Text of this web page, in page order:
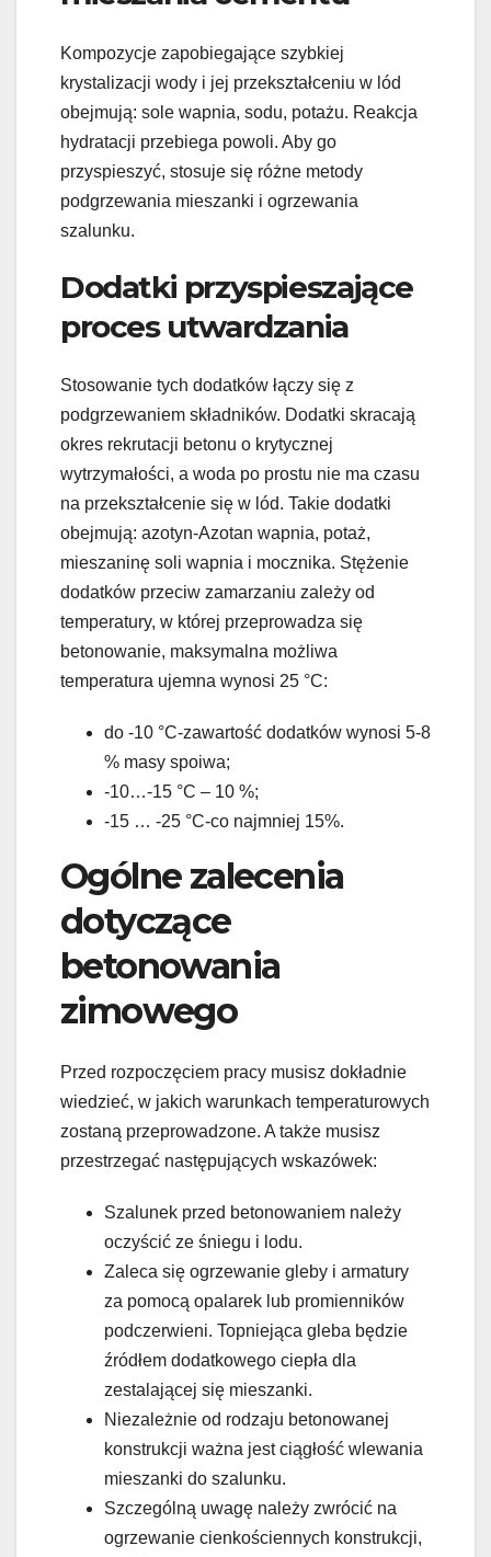
Kompozycje zapobiegające szybkiej
krystalizacji wody i jej przekształceniu w lód
obejmują: sole wapnia, sodu, potażu. Reakcja
hydratacji przebiega powoli. Aby go
przyspieszyć, stosuje się różne metody
podgrzewania mieszanki i ogrzewania
szalunku.
Dodatki przyspieszające
proces utwardzania
Stosowanie tych dodatków łączy się z
podgrzewaniem składników. Dodatki skracają
okres rekrutacji betonu o krytycznej
wytrzymałości, a woda po prostu nie ma czasu
na przekształcenie się w lód. Takie dodatki
obejmują: azotyn-Azotan wapnia, potaż,
mieszaninę soli wapnia i mocznika. Stężenie
dodatków przeciw zamarzaniu zależy od
temperatury, w której przeprowadza się
betonowanie, maksymalna możliwa
temperatura ujemna wynosi 25 °C:
do -10 °C-zawartość dodatków wynosi 5-8
% masy spoiwa;
-10…-15 °C – 10 %;
-15 … -25 °C-co najmniej 15%.
Ogólne zalecenia
dotyczące
betonowania
zimowego
Przed rozpoczęciem pracy musisz dokładnie
wiedzieć, w jakich warunkach temperaturowych
zostaną przeprowadzone. A także musisz
przestrzegać następujących wskazówek:
Szalunek przed betonowaniem należy
oczyścić ze śniegu i lodu.
Zaleca się ogrzewanie gleby i armatury
za pomocą opalarek lub promienników
podczerwieni. Topniejąca gleba będzie
źródłem dodatkowego ciepła dla
zestalającej się mieszanki.
Niezależnie od rodzaju betonowanej
konstrukcji ważna jest ciągłość wlewania
mieszanki do szalunku.
Szczególną uwagę należy zwrócić na
ogrzewanie cienkościennych konstrukcji,